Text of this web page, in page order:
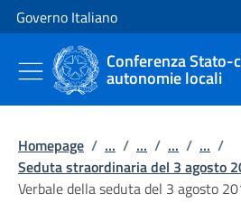
Vai al contenuto
Vai alla navigazione del sito
Governo Italiano
Conferenza Stato-
autonomie locali
Homepage / ... / ... / ... / ... /
Seduta straordinaria del 3 agosto
Verbale della seduta del 3 agosto